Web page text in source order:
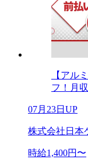
【アル
フ！月
07月23日UP
株式会社日本
時給1,400円〜